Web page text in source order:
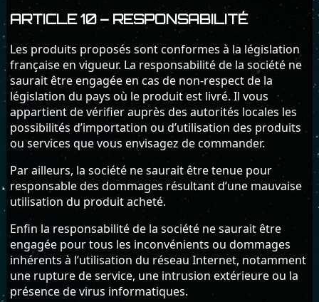
ARTICLE 10 – RESPONSABILITÉ
Les produits proposés sont conformes à la législation
française en vigueur. La responsabilité de la société ne
saurait être engagée en cas de non-respect de la
législation du pays où le produit est livré. Il vous
appartient de vérifier auprès des autorités locales les
possibilités d’importation ou d’utilisation des produits
ou services que vous envisagez de commander.
Par ailleurs, la société ne saurait être tenue pour
responsable des dommages résultant d’une mauvaise
utilisation du produit acheté.
Enfin la responsabilité de la société ne saurait être
engagée pour tous les inconvénients ou dommages
inhérents à l’utilisation du réseau Internet, notamment
une rupture de service, une intrusion extérieure ou la
présence de virus informatiques.